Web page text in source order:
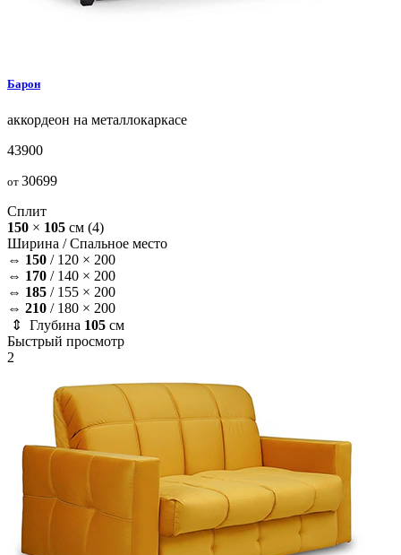
Барон
аккордеон на металлокаркасе
43900
от 30699
Сплит
150 × 105 см (4)
Ширина /Спальное место
⇔ 150 / 120 × 200
⇔ 170 / 140 × 200
⇔ 185 / 155 × 200
⇔ 210 / 180 × 200
⇕ Глубина 105 см
Быстрый просмотр
2